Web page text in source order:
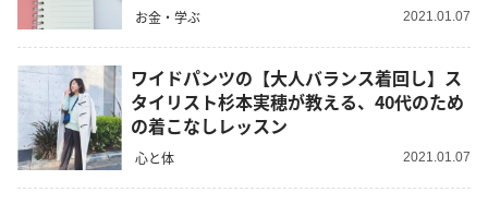
お金・学ぶ 2021.01.07
ワイドパンツの【大人バランス着回し】ス
タイリスト杉本実穂が教える、40代のため
の着こなしレッスン
心と体 2021.01.07